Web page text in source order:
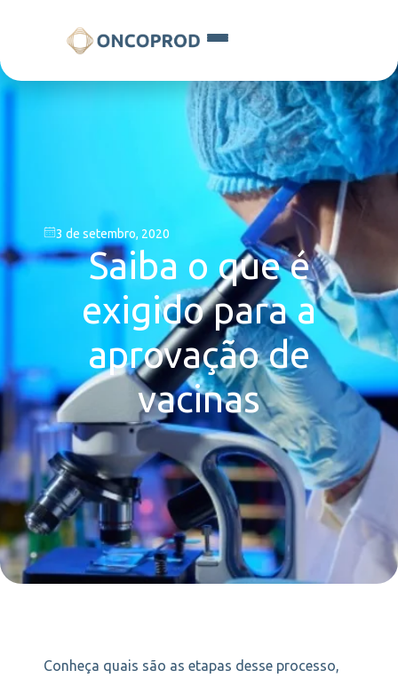
3 de setembro, 2020
Saiba o que é
exigido para a
aprovação de
vacinas
Conheça quais são as etapas desse processo,